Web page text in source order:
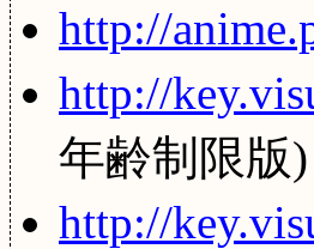
http://
http://
年齢制限版)
http://